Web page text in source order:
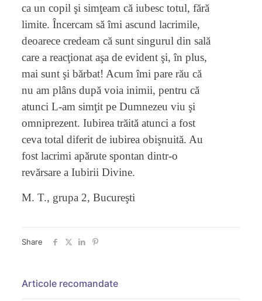
ca un copil şi simţeam că iubesc totul, fără
limite. Încercam să îmi ascund lacrimile,
deoarece credeam că sunt singurul din sală
care a reacţionat aşa de evident şi, în plus,
mai sunt şi bărbat! Acum îmi pare rău că
nu am plâns după voia inimii, pentru că
atunci L-am simţit pe Dumnezeu viu şi
omniprezent. Iubirea trăită atunci a fost
ceva total diferit de iubirea obişnuită. Au
fost lacrimi apărute spontan dintr-o
revărsare a Iubirii Divine.
M. T., grupa 2, Bucureşti
Share
Articole recomandate